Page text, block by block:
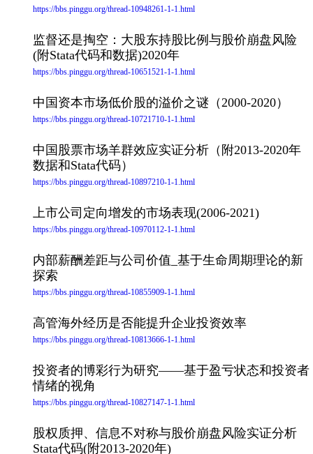
https://bbs.pinggu.org/thread-10948261-1-1.html
监督还是掏空：大股东持股比例与股价崩盘风险
(附Stata代码和数据)2020年
https://bbs.pinggu.org/thread-10651521-1-1.html
中国资本市场低价股的溢价之谜（2000-2020）
https://bbs.pinggu.org/thread-10721710-1-1.html
中国股票市场羊群效应实证分析（附2013-2020年
数据和Stata代码）
https://bbs.pinggu.org/thread-10897210-1-1.html
上市公司定向增发的市场表现(2006-2021)
https://bbs.pinggu.org/thread-10970112-1-1.html
内部薪酬差距与公司价值_基于生命周期理论的新
探索
https://bbs.pinggu.org/thread-10855909-1-1.html
高管海外经历是否能提升企业投资效率
https://bbs.pinggu.org/thread-10813666-1-1.html
投资者的博彩行为研究——基于盈亏状态和投资者
情绪的视角
https://bbs.pinggu.org/thread-10827147-1-1.html
股权质押、信息不对称与股价崩盘风险实证分析
Stata代码(附2013-2020年)